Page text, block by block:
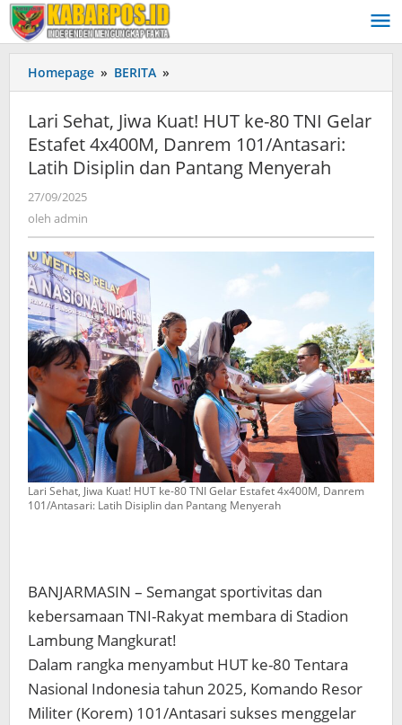
Lewati
ke
konten
Homepage » BERITA »
Sehat,
Kuat!
HUT
ke-
Estafet
Latih
Disiplin
dan
Pantang
Menyerah
‎Lari Sehat, Jiwa Kuat! HUT ke-80 TNI Gelar
Estafet 4x400M, Danrem 101/Antasari:
Latih Disiplin dan Pantang Menyerah
27/09/2025
oleh admin
‎Lari Sehat, Jiwa Kuat! HUT ke-80 TNI Gelar Estafet 4x400M, Danrem
101/Antasari: Latih Disiplin dan Pantang Menyerah
‎BANJARMASIN – Semangat sportivitas dan
kebersamaan TNI-Rakyat membara di Stadion
Lambung Mangkurat!
‎Dalam rangka menyambut HUT ke-80 Tentara
Nasional Indonesia tahun 2025, Komando Resor
Militer (Korem) 101/Antasari sukses menggelar